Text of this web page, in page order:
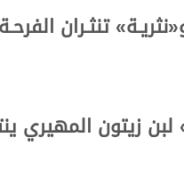
تنثـران
زيتون المهيري